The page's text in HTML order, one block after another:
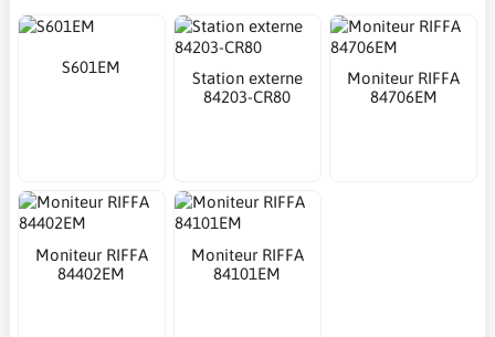
S601EM
Station externe
84203-CR80
Moniteur RIFFA
84706EM
Moniteur RIFFA
84402EM
Moniteur RIFFA
84101EM